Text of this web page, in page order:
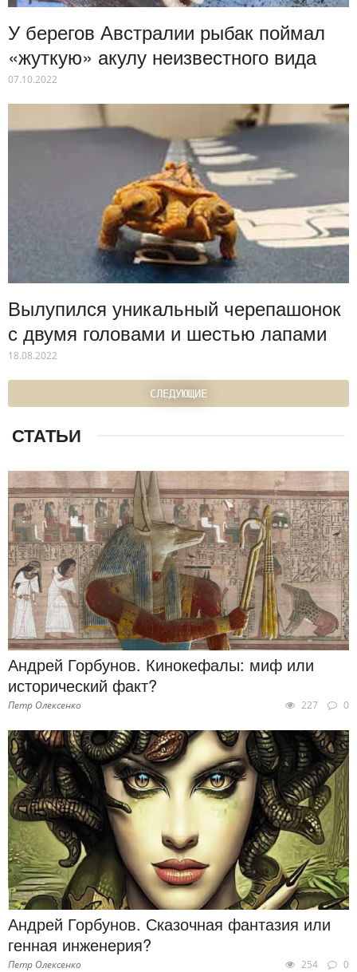
У берегов Австралии рыбак поймал
«жуткую» акулу неизвестного вида
07.10.2022
Вылупился уникальный черепашонок
с двумя головами и шестью лапами
18.08.2022
СЛЕДУЮЩИЕ
СТАТЬИ
Андрей Горбунов. Кинокефалы: миф или
исторический факт?
Петр Олексенко 227 0
Андрей Горбунов. Сказочная фантазия или
генная инженерия?
Петр Олексенко 254 0